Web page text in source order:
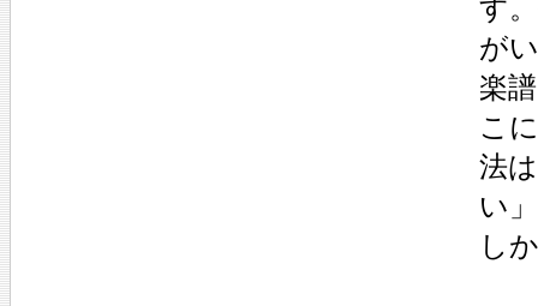
す
が
楽
こ
法
い
し